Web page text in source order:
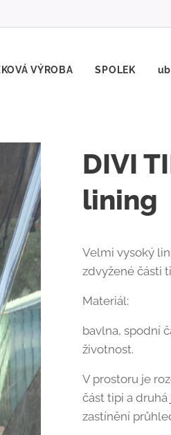
VÝROBA SPOLEK
DIVI
lining
Velmi vysoký
zdvyžené části
Materiál:
bavlna, spodní
životnost.
V prostoru je
část tipi a
zastínění